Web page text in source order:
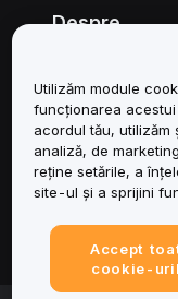
Despre
Asistență
Produse
Juridic
Utilizăm module
funcționarea
acordul tău, utilizăm
analiză, de
reține setările, a
site-ul și a sprijini
Accept
cookie-